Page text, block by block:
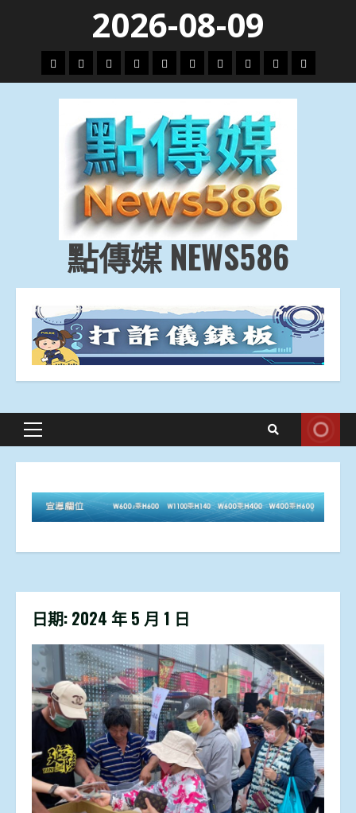
content
2026-08-09
頭
條
財
經
地
方.
會
文
教.
技
專
題
娛
樂
劇
政
治
國
際
運
動
生
活
點傳媒 NEWS586
Primary
日期: 2024 年 5 月 1 日